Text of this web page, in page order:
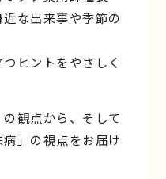
な出来事や季節の
ヒントをやさしく
観点から、そして
」の視点をお届け